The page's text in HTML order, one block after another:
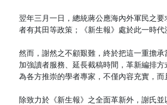
翌年三月一日，總統蔣公應海內外軍民之
者有其田等政策；《新生報》處於此一時
然而，謝然之不顧艱難，終於把這一重擔
加強讀者服務、延長截稿時間，革新編排
為各方推崇的學者專家，不僅內容充實，
除致力於《新生報》之全面革新外，謝氏